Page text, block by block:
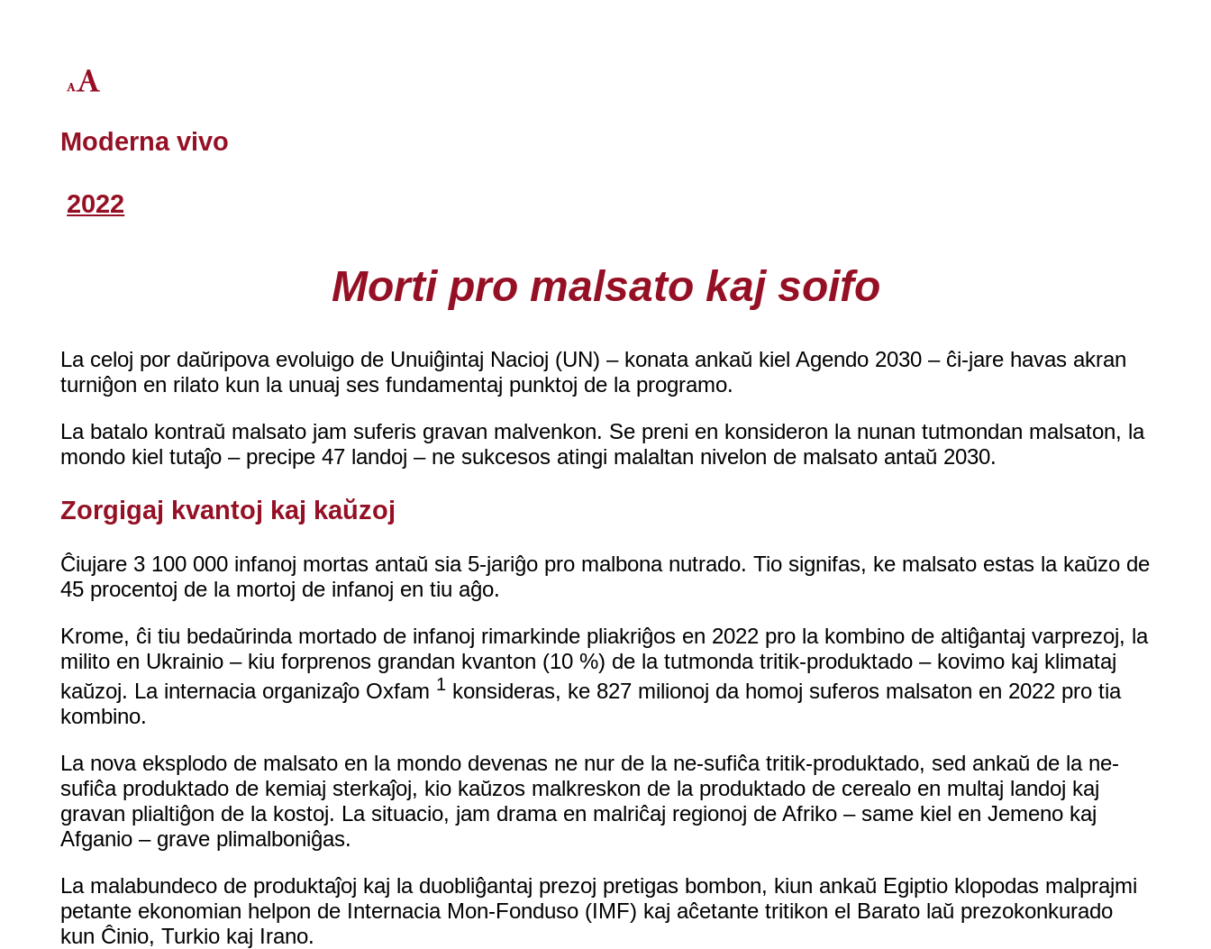
Moderna vivo
2022
Morti pro malsato kaj soifo
La celoj por daŭripova evoluigo de Unuiĝintaj Nacioj (UN) – konata ankaŭ kiel Agendo 2030 – ĉi-jare havas akran
turniĝon en rilato kun la unuaj ses fundamentaj punktoj de la programo.
La batalo kontraŭ malsato jam suferis gravan malvenkon. Se preni en konsideron la nunan tutmondan malsaton, la
mondo kiel tutaĵo – precipe 47 landoj – ne sukcesos atingi malaltan nivelon de malsato antaŭ 2030.
Zorgigaj kvantoj kaj kaŭzoj
Ĉiujare 3 100 000 infanoj mortas antaŭ sia 5-jariĝo pro malbona nutrado. Tio signifas, ke malsato estas la kaŭzo de
45 procentoj de la mortoj de infanoj en tiu aĝo.
Krome, ĉi tiu bedaŭrinda mortado de infanoj rimarkinde pliakriĝos en 2022 pro la kombino de altiĝantaj varprezoj, la
milito en Ukrainio – kiu forprenos grandan kvanton (10 %) de la tutmonda tritik-produktado – kovimo kaj klimataj
kaŭzoj. La internacia organizaĵo Oxfam 1 konsideras, ke 827 milionoj da homoj suferos malsaton en 2022 pro tia
kombino.
La nova eksplodo de malsato en la mondo devenas ne nur de la ne-sufiĉa tritik-produktado, sed ankaŭ de la ne-
sufiĉa produktado de kemiaj sterkaĵoj, kio kaŭzos malkreskon de la produktado de cerealo en multaj landoj kaj
gravan plialtiĝon de la kostoj. La situacio, jam drama en malriĉaj regionoj de Afriko – same kiel en Jemeno kaj
Afganio – grave plimalboniĝas.
La malabundeco de produktaĵoj kaj la duobliĝantaj prezoj pretigas bombon, kiun ankaŭ Egiptio klopodas malprajmi
petante ekonomian helpon de Internacia Mon-Fonduso (IMF) kaj aĉetante tritikon el Barato laŭ prezokonkurado
kun Ĉinio, Turkio kaj Irano.